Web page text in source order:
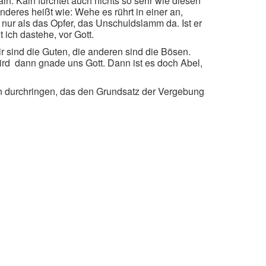
heißt wie: Wehe es rührt in einer an,
als das Opfer, das Unschuldslamm da. Ist er
dastehe, vor Gott.
die Guten, die anderen sind die Bösen.
 dann gnade uns Gott. Dann ist es doch Abel,
das den Grundsatz der Vergebung